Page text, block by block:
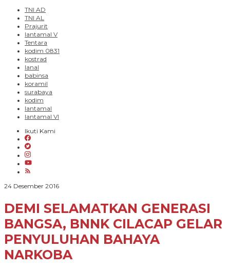
TNI AD
TNI AL
Prajurit
lantamal V
Tentara
kodim 0831
kostrad
lanal
babinsa
koramil
surabaya
kodim
lantamal
lantamal VI
Ikuti Kami
24 Desember 2016oleh
DEMI SELAMATKAN GENERASI
BANGSA, BNNK CILACAP GELAR
PENYULUHAN BAHAYA
NARKOBA